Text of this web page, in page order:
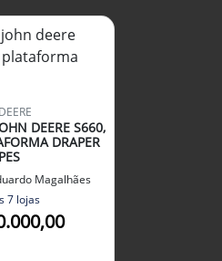
DEERE S660,
DRAPER
Magalhães
7 lojas